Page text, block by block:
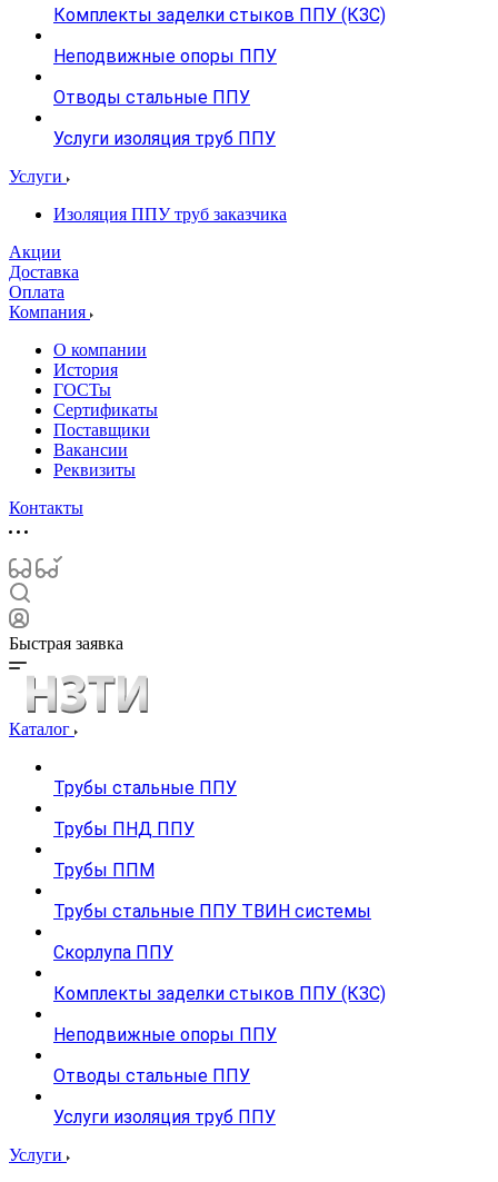
Комплекты заделки стыков ППУ (КЗС)
Неподвижные опоры ППУ
Отводы стальные ППУ
Услуги изоляция труб ППУ
Услуги
Изоляция ППУ труб заказчика
Акции
Доставка
Оплата
Компания
О компании
История
ГОСТы
Сертификаты
Поставщики
Вакансии
Реквизиты
Контакты
Быстрая заявка
Каталог
Трубы стальные ППУ
Трубы ПНД ППУ
Трубы ППМ
Трубы стальные ППУ ТВИН системы
Скорлупа ППУ
Комплекты заделки стыков ППУ (КЗС)
Неподвижные опоры ППУ
Отводы стальные ППУ
Услуги изоляция труб ППУ
Услуги